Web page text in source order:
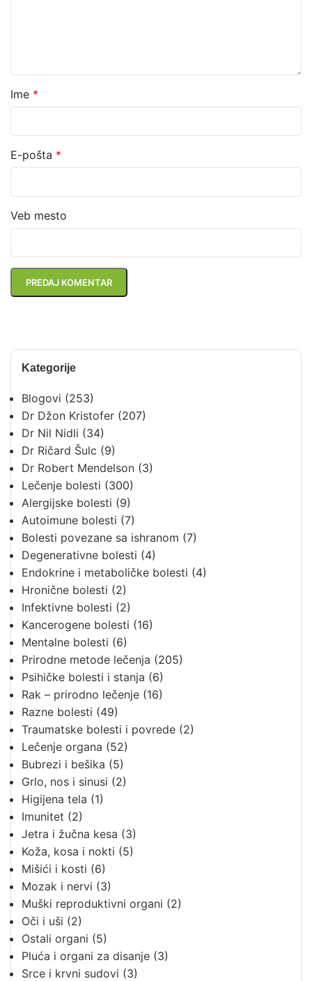
Kategorije
Blogovi (253)
Dr Džon Kristofer (207)
Dr Nil Nidli (34)
Dr Ričard Šulc (9)
Dr Robert Mendelson (3)
Lečenje bolesti (300)
Alergijske bolesti (9)
Autoimune bolesti (7)
Bolesti povezane sa ishranom (7)
Degenerativne bolesti (4)
Endokrine i metaboličke bolesti (4)
Hronične bolesti (2)
Infektivne bolesti (2)
Kancerogene bolesti (16)
Mentalne bolesti (6)
Prirodne metode lečenja (205)
Psihičke bolesti i stanja (6)
Rak – prirodno lečenje (16)
Razne bolesti (49)
Traumatske bolesti i povrede (2)
Lečenje organa (52)
Bubrezi i bešika (5)
Grlo, nos i sinusi (2)
Higijena tela (1)
Imunitet (2)
Jetra i žučna kesa (3)
Koža, kosa i nokti (5)
Mišići i kosti (6)
Mozak i nervi (3)
Muški reproduktivni organi (2)
Oči i uši (2)
Ostali organi (5)
Pluća i organi za disanje (3)
Srce i krvni sudovi (3)
Ime *
E-pošta *
Veb mesto